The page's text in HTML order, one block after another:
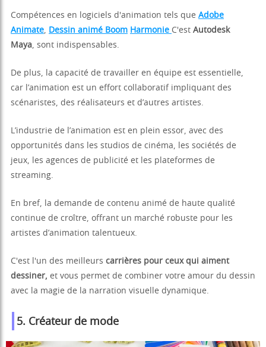
Compétences en logiciels d'animation tels que Adobe
Animate, Dessin animé Boom Harmonie C'est Autodesk
Maya, sont indispensables.
De plus, la capacité de travailler en équipe est essentielle,
car l’animation est un effort collaboratif impliquant des
scénaristes, des réalisateurs et d’autres artistes.
L’industrie de l’animation est en plein essor, avec des
opportunités dans les studios de cinéma, les sociétés de
jeux, les agences de publicité et les plateformes de
streaming.
En bref, la demande de contenu animé de haute qualité
continue de croître, offrant un marché robuste pour les
artistes d’animation talentueux.
C'est l'un des meilleurs carrières pour ceux qui aiment
dessiner, et vous permet de combiner votre amour du dessin
avec la magie de la narration visuelle dynamique.
5. Créateur de mode